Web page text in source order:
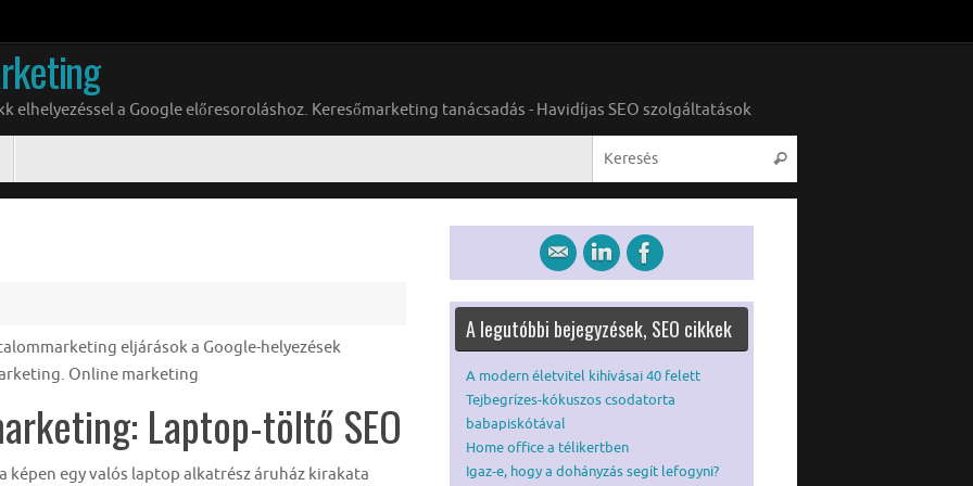
elhelyezéssel a Google előresoroláshoz. Keresőmarketing tanácsadás - Havidíjas SEO szolgáltatások
Keresés
eljárások a Google-helyezések
Online marketing
Laptop-töltő SEO
képen egy valós laptop alkatrész áruház kirakata
A legutóbbi bejegyzések, SEO cikkek
A modern életvitel kihívásai 40 felett
Tejbegrízes-kókuszos csodatorta
babapiskótával
Home office a télikertben
Igaz-e, hogy a dohányzás segít lefogyni?